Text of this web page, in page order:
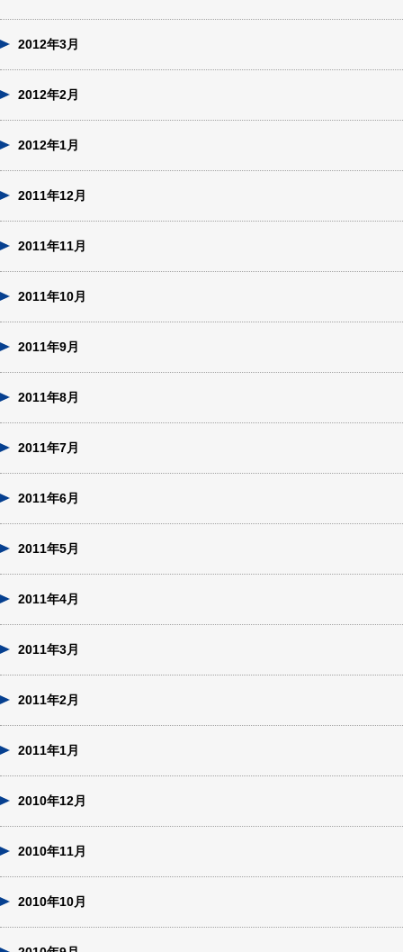
2012年3月
2012年2月
2012年1月
2011年12月
2011年11月
2011年10月
2011年9月
2011年8月
2011年7月
2011年6月
2011年5月
2011年4月
2011年3月
2011年2月
2011年1月
2010年12月
2010年11月
2010年10月